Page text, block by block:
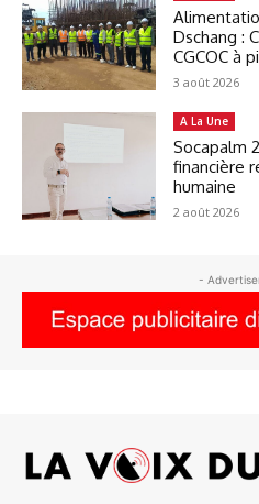
Dschang :
CGCOC à
3 août 2026
A La Une
Socapalm
financière
humaine
2 août 2026
-